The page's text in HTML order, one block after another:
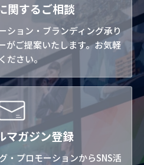
関するご相談
ション・ブランディング承り
がご提案いたします。お気軽
ださい。
マガジン登録
・プロモーションからSNS活